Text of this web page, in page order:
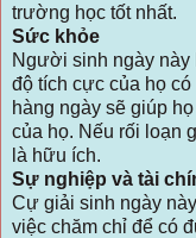
trường học tốt nhất.
Sức khỏe
Người sinh ngày này
độ tích cực của họ
hàng ngày sẽ giúp
của họ. Nếu rối loạn
là hữu ích.
Sự nghiệp và tài
Cự giải sinh ngày
việc chăm chỉ để có